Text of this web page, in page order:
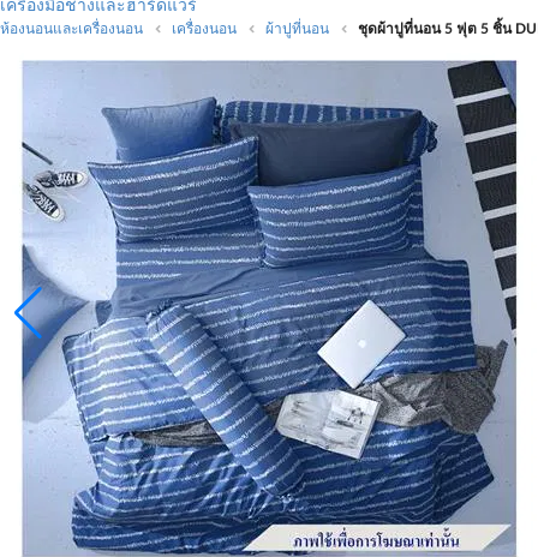
เครื่องมือช่างและฮาร์ดแวร์
ห้องนอนและเครื่องนอน เครื่องนอน ผ้าปูที่นอน ชุดผ้าปูที่นอน 5 ฟุต 5 ชิ้น